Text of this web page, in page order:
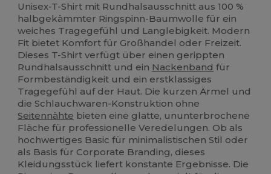
Unisex-T-Shirt mit Rundhalsausschnitt aus 100 %
halbgekämmter Ringspinn-Baumwolle für ein
weiches Tragegefühl und Langlebigkeit. Modern
Fit bietet Komfort für Großhandel oder Freizeit.
Dieses T-Shirt verfügt über einen gerippten
Rundhalsausschnitt und ein Nackenband für
Formbeständigkeit und ein erstklassiges
Tragegefühl auf der Haut. Die kurzen Ärmel und
die Schlauchwaren-Konstruktion ohne
Seitennähte bieten eine glatte, ununterbrochene
Fläche für professionelle Veredelungen. Ob als
hochwertiges Basic für minimalistischen Stil oder
als Basis für Corporate Branding, dieses
Kleidungsstück liefert konstante Ergebnisse. Die